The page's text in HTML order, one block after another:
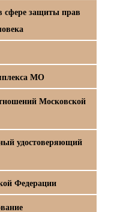
сфере защиты прав
МО
Московской
удостоверяющий
Федерации